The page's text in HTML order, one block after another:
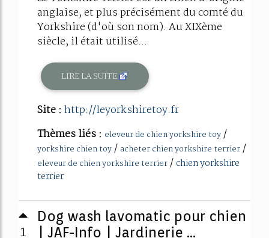
anglaise, et plus précisément du comté du
Yorkshire (d'où son nom). Au XIXème
siècle, il était utilisé...
LIRE LA SUITE
Site : http://leyorkshiretoy.fr
Thèmes liés : eleveur de chien yorkshire toy/
yorkshire chien toy/ acheter chien yorkshire terrier/
eleveur de chien yorkshire terrier/ chien yorkshire
terrier
1
Dog wash lavomatic pour chien
| JAF-Info | Jardinerie ...